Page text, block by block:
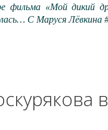
фильма «Мой дикий
С Маруся Лёвкина